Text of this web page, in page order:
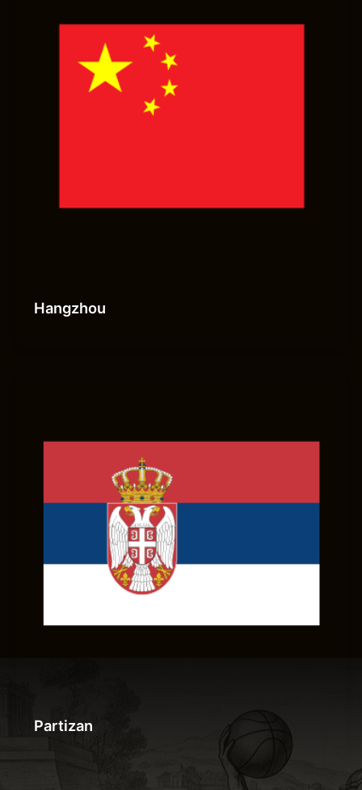
Hangzhou
Partizan